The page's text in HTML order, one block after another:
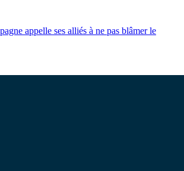
appelle ses alliés à ne pas blâmer le